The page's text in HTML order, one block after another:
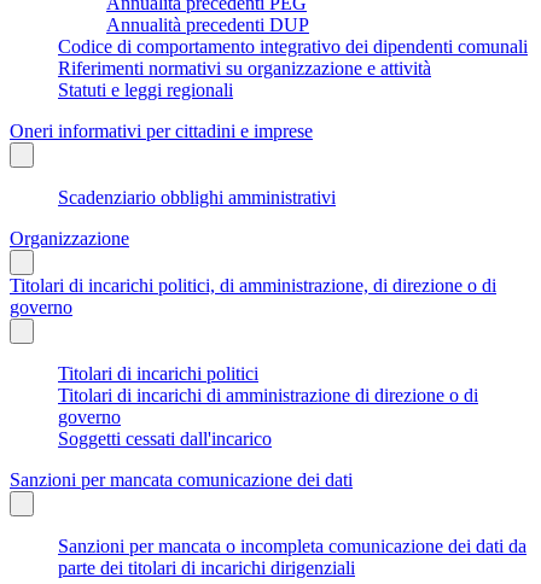
Annualità precedenti DUP
Codice di comportamento integrativo dei dipendenti comunali
Riferimenti normativi su organizzazione e attività
Statuti e leggi regionali
Oneri informativi per cittadini e imprese
Scadenziario obblighi amministrativi
Organizzazione
Titolari di incarichi politici, di amministrazione, di direzione o di
governo
Titolari di incarichi politici
Titolari di incarichi di amministrazione di direzione o di
governo
Soggetti cessati dall'incarico
Sanzioni per mancata comunicazione dei dati
Sanzioni per mancata o incompleta comunicazione dei dati da
parte dei titolari di incarichi dirigenziali